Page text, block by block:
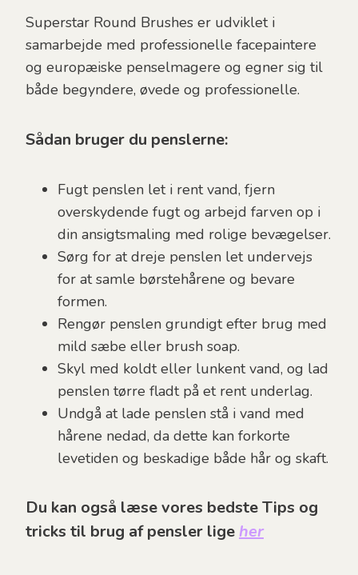
Superstar Round Brushes er udviklet i
samarbejde med professionelle facepaintere
og europæiske penselmagere og egner sig til
både begyndere, øvede og professionelle.
Sådan bruger du penslerne:
Fugt penslen let i rent vand, fjern
overskydende fugt og arbejd farven op i
din ansigtsmaling med rolige bevægelser.
Sørg for at dreje penslen let undervejs
for at samle børstehårene og bevare
formen.
Rengør penslen grundigt efter brug med
mild sæbe eller brush soap.
Skyl med koldt eller lunkent vand, og lad
penslen tørre fladt på et rent underlag.
Undgå at lade penslen stå i vand med
hårene nedad, da dette kan forkorte
levetiden og beskadige både hår og skaft.
Du kan også læse vores bedste Tips og
tricks til brug af pensler lige her